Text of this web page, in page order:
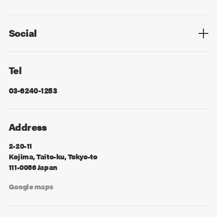
Social
Tel
03-6240-1253
Address
2-20-11
Kojima, Taito-ku, Tokyo-to
111-0056 Japan
Google maps